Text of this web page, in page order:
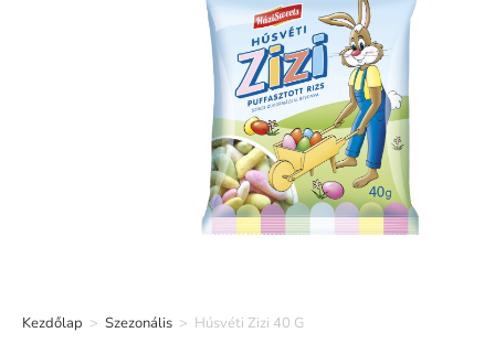
Kezdőlap > Szezonális > Húsvéti Zizi 40 G